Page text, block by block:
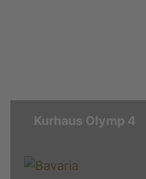
Kurhaus Olymp 4